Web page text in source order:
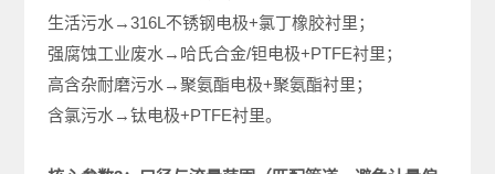
生活污水→316L不锈钢电极+氯丁橡胶衬里；
强腐蚀工业废水→哈氏合金/钽电极+PTFE衬里；
高含杂耐磨污水→聚氨酯电极+聚氨酯衬里；
含氯污水→钛电极+PTFE衬里。